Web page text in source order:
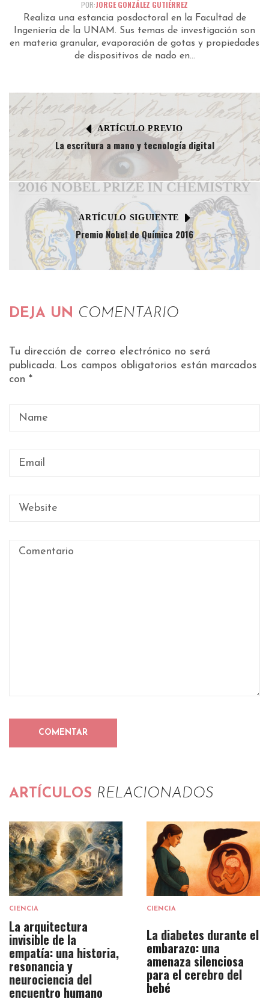
POR:JORGE GONZÁLEZ GUTIÉRREZ
Realiza una estancia posdoctoral en la Facultad de
Ingeniería de la UNAM. Sus temas de investigación son
en materia granular, evaporación de gotas y propiedades
de dispositivos de nado en...
ARTÍCULO PREVIO
La escritura a mano y tecnología digital
ARTÍCULO SIGUIENTE
Premio Nobel de Química 2016
DEJA UN COMENTARIO
Tu dirección de correo electrónico no será
publicada. Los campos obligatorios están marcados
con *
ARTÍCULOS RELACIONADOS
CIENCIA
La arquitectura
invisible de la
empatía: una historia,
resonancia y
neurociencia del
encuentro humano
CIENCIA
La diabetes durante el
embarazo: una
amenaza silenciosa
para el cerebro del
bebé